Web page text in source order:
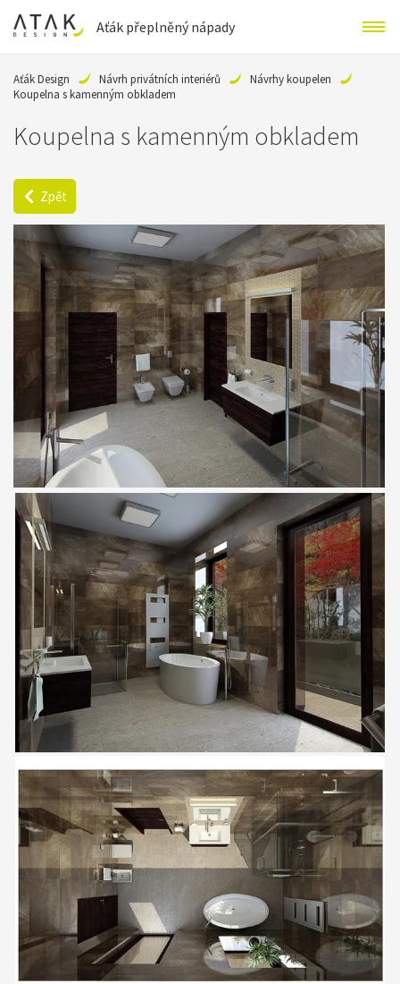
Aťák přeplněný nápady
Aťák Design Návrh privátních interiérů
Návrhy koupelen
Koupelna s kamenným obkladem
Koupelna s kamenným obkladem
Zpět